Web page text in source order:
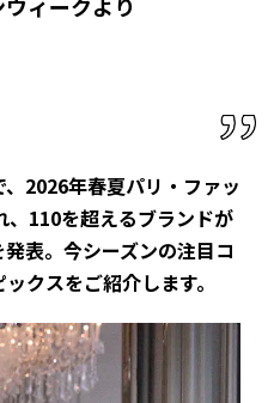
2026年春夏パリ・ファッ
110を超えるブランドが
表。今シーズンの注目コ
クスをご紹介します。